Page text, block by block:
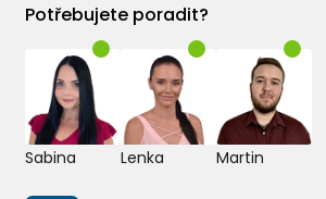
Potřebujete poradit?
Sabina Lenka Martin